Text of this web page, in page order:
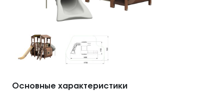
Основные характеристики